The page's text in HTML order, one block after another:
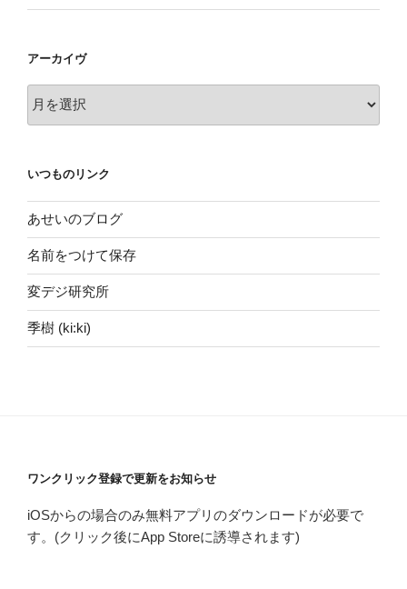
アーカイヴ
ー
ヴ
いつものリンク
あせいのブログ
名前をつけて保存
変デジ研究所
季樹 (ki:ki)
ワンクリック登録で更新をお知らせ
iOSからの場合のみ無料アプリのダウンロードが必要で
す。(クリック後にApp Storeに誘導されます)